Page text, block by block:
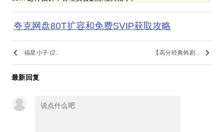
夸克网盘80T扩容和免费SVIP获取攻略
keyboard_arrow_left 福星小子 (2.. 【高分经典韩剧.. keyboard_arrow_right
最新回复